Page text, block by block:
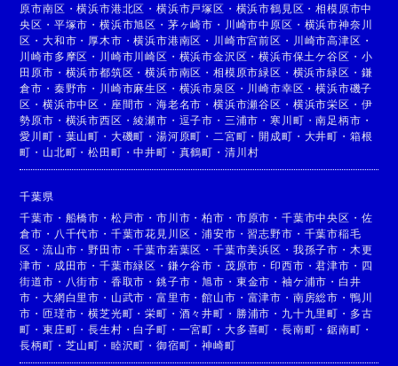
原市南区 ・横浜市港北区 ・横浜市戸塚区 ・ 横浜市鶴見区 ・相模原市中
央区 ・ 平塚市 ・横浜市旭区 ・ 茅ヶ崎市 ・ 川崎市中原区 ・ 横浜市神奈川
区 ・大和市 ・ 厚木市 ・横浜市港南区 ・ 川崎市宮前区 ・ 川崎市高津区 ・
川崎市多摩区 ・ 川崎市川崎区 ・ 横浜市金沢区 ・横浜市保土ケ谷区 ・ 小
田原市 ・ 横浜市都筑区 ・横浜市南区 ・相模原市緑区 ・ 横浜市緑区 ・ 鎌
倉市 ・ 秦野市 ・ 川崎市麻生区 ・ 横浜市泉区 ・ 川崎市幸区 ・横浜市磯子
区 ・横浜市中区 ・ 座間市 ・海老名市 ・横浜市瀬谷区 ・ 横浜市栄区 ・ 伊
勢原市 ・ 横浜市西区 ・綾瀬市 ・ 逗子市 ・ 三浦市 ・寒川町 ・南足柄市 ・
愛川町 ・ 葉山町 ・ 大磯町 ・湯河原町 ・ 二宮町 ・開成町 ・ 大井町 ・ 箱根
町 ・ 山北町 ・松田町 ・中井町 ・ 真鶴町 ・ 清川村
千葉県
千葉市 ・ 船橋市 ・ 松戸市 ・市川市 ・柏市 ・ 市原市 ・ 千葉市中央区 ・ 佐
倉市 ・ 八千代市 ・ 千葉市花見川区 ・浦安市 ・習志野市 ・ 千葉市稲毛
区 ・流山市 ・野田市 ・千葉市若葉区 ・千葉市美浜区 ・ 我孫子市 ・ 木更
津市 ・ 成田市 ・千葉市緑区 ・ 鎌ケ谷市 ・ 茂原市 ・印西市 ・君津市 ・ 四
街道市 ・ 八街市 ・ 香取市 ・銚子市 ・旭市 ・ 東金市 ・ 袖ケ浦市 ・ 白井
市 ・大網白里市 ・ 山武市 ・富里市 ・館山市 ・ 富津市 ・ 南房総市 ・ 鴨川
市 ・匝瑳市 ・横芝光町 ・栄町 ・ 酒々井町 ・ 勝浦市 ・ 九十九里町 ・ 多古
町 ・東庄町 ・長生村 ・ 白子町 ・ 一宮町 ・ 大多喜町 ・ 長南町 ・鋸南町 ・
長柄町 ・ 芝山町 ・ 睦沢町 ・御宿町 ・神崎町